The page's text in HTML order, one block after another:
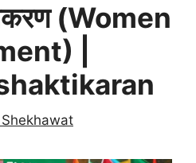
(Women
|